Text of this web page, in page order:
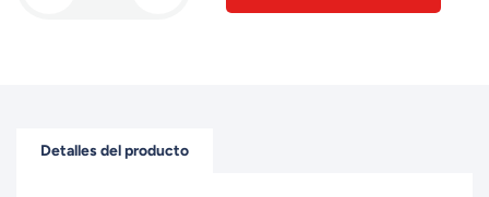
Detalles del producto